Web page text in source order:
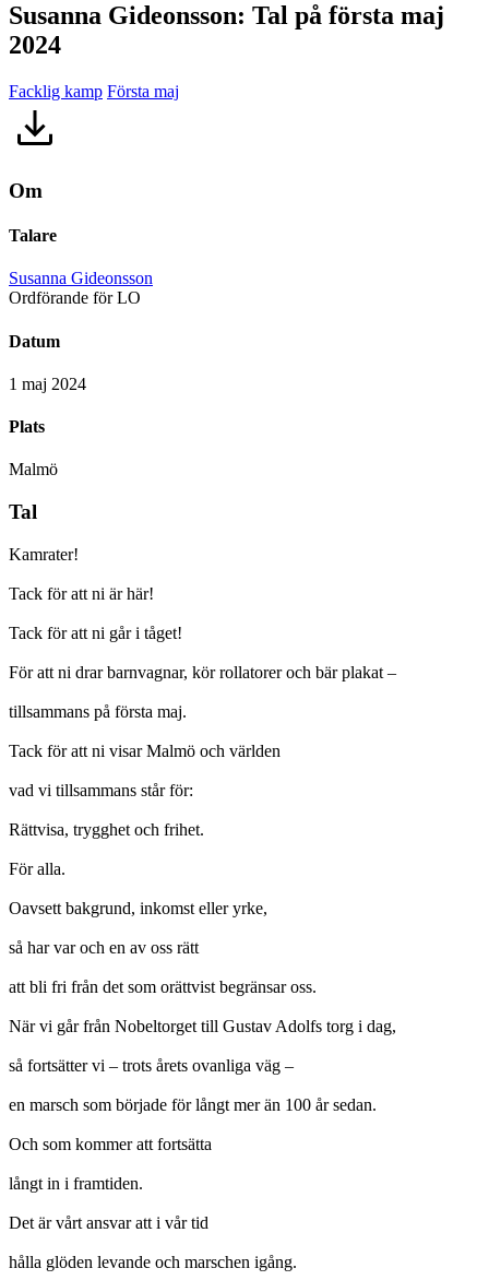
Susanna Gideonsson: Tal på första maj
2024
Facklig kamp Första maj
Om
Talare
Susanna Gideonsson
Ordförande för LO
Datum
1 maj 2024
Plats
Malmö
Tal
Kamrater!
Tack för att ni är här!
Tack för att ni går i tåget!
För att ni drar barnvagnar, kör rollatorer och bär plakat –
tillsammans på första maj.
Tack för att ni visar Malmö och världen
vad vi tillsammans står för:
Rättvisa, trygghet och frihet.
För alla.
Oavsett bakgrund, inkomst eller yrke,
så har var och en av oss rätt
att bli fri från det som orättvist begränsar oss.
När vi går från Nobeltorget till Gustav Adolfs torg i dag,
så fortsätter vi – trots årets ovanliga väg –
en marsch som började för långt mer än 100 år sedan.
Och som kommer att fortsätta
långt in i framtiden.
Det är vårt ansvar att i vår tid
hålla glöden levande och marschen igång.